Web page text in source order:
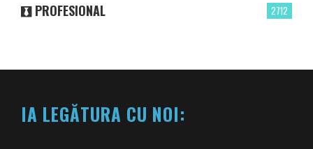
2712
PROFESIONAL
IA LEGĂTURA CU NOI: